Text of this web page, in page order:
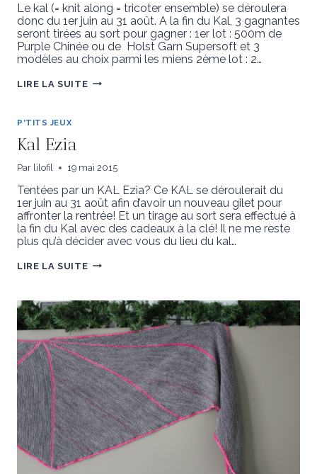
Le kal (= knit along = tricoter ensemble) se déroulera
donc du 1er juin au 31 août. A la fin du Kal, 3 gagnantes
seront tirées au sort pour gagner : 1er lot : 500m de
Purple Chinée ou de Holst Garn Supersoft et 3
modèles au choix parmi les miens 2ème lot : 2…
LIRE LA SUITEKAL
P'TITS JEUX
Kal Ezia
Par lilofil 19 mai 2015
Tentées par un KAL Ezia? Ce KAL se déroulerait du
1er juin au 31 août afin d’avoir un nouveau gilet pour
affronter la rentrée! Et un tirage au sort sera effectué à
la fin du Kal avec des cadeaux à la clé! Il ne me reste
plus qu’à décider avec vous du lieu du kal…
LIRE LA SUITEKAL
EZIA